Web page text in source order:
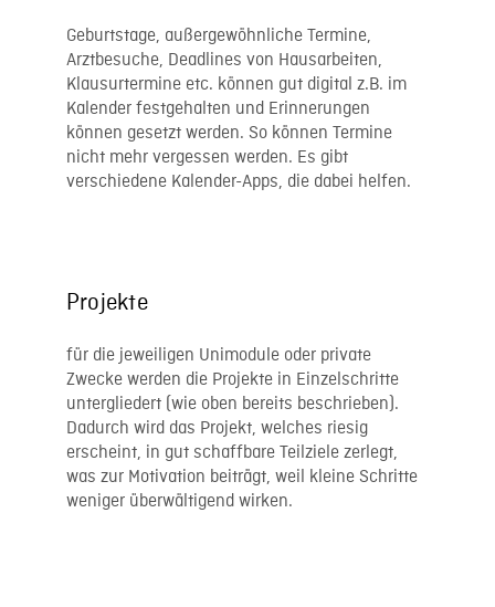
Geburtstage, außergewöhnliche Termine,
Arztbesuche, Deadlines von Hausarbeiten,
Klausurtermine etc. können gut digital z.B. im
Kalender festgehalten und Erinnerungen
können gesetzt werden. So können Termine
nicht mehr vergessen werden. Es gibt
verschiedene Kalender-Apps, die dabei helfen.
Projekte
für die jeweiligen Unimodule oder private
Zwecke werden die Projekte in Einzelschritte
untergliedert (wie oben bereits beschrieben).
Dadurch wird das Projekt, welches riesig
erscheint, in gut schaffbare Teilziele zerlegt,
was zur Motivation beiträgt, weil kleine Schritte
weniger überwältigend wirken.